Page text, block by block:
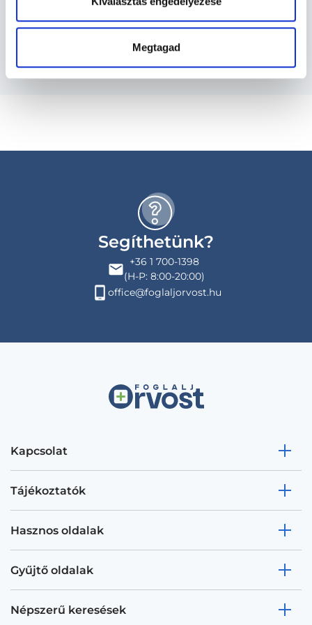
Megtagad
orvosok
Segíthetünk?
+36 1 700-1398
(H-P: 8:00-20:00)
office@foglaljorvost.hu
Kapcsolat
Tájékoztatók
Hasznos oldalak
Gyűjtő oldalak
Népszerű keresések